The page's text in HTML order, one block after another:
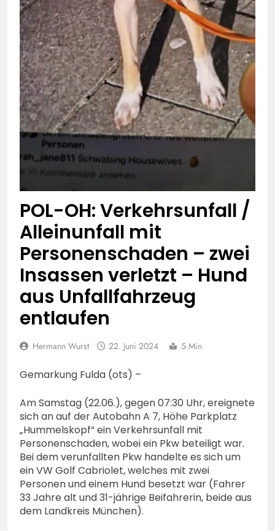
illegalen Energiedrinks
vom Zollamt in Frankfurt
gestoppt-
4. August 2026
POL-OH: Verkehrsunfall /
Alleinunfall mit
Personenschaden – zwei
Insassen verletzt – Hund
aus Unfallfahrzeug
entlaufen
Hermann Wurst 22. Juni 2024 5 Min
Gemarkung Fulda (ots) –
Am Samstag (22.06.), gegen 07:30 Uhr, ereignete
sich an auf der Autobahn A 7, Höhe Parkplatz
„Hummelskopf“ ein Verkehrsunfall mit
Personenschaden, wobei ein Pkw beteiligt war.
Bei dem verunfallten Pkw handelte es sich um
ein VW Golf Cabriolet, welches mit zwei
Personen und einem Hund besetzt war (Fahrer
33 Jahre alt und 31-jährige Beifahrerin, beide aus
dem Landkreis München).